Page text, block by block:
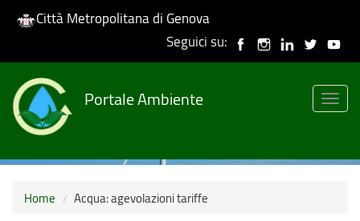
Skip
main
content
Città Metropolitana di Genova
Seguici su:
Portale Ambiente
Home Acqua: agevolazioni tariffe